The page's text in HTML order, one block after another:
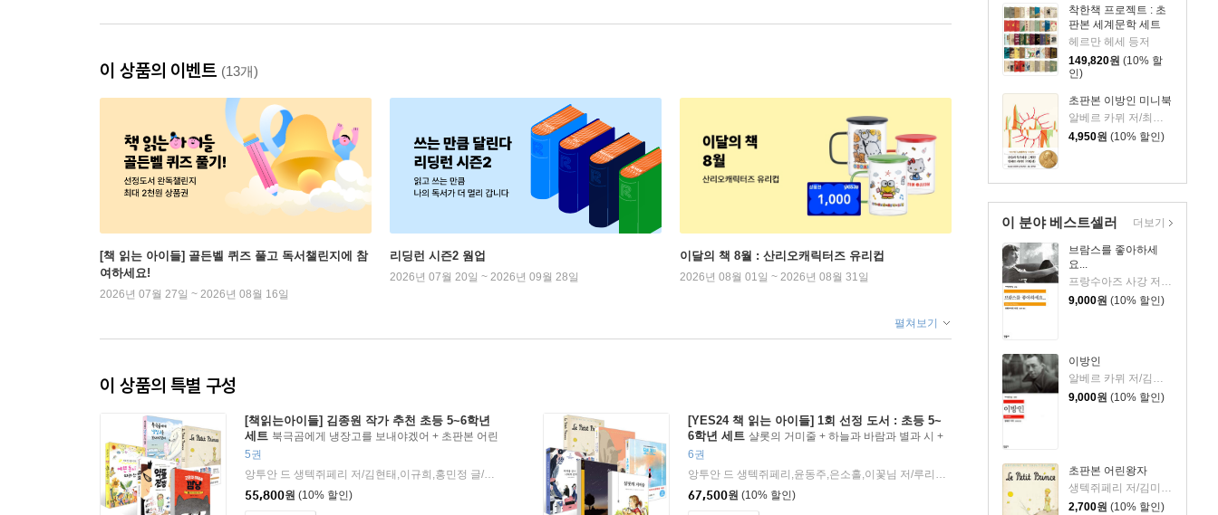
착한책 프로젝트 : 초
판본 세계문학 세트
헤르만 헤세 등저
149,820원 (10% 할
인)
초판본 이방인 미니북
4,950원 (10% 할인)
이 분야 베스트셀러
브람스를 좋아하세
요...
프랑수아즈 사강 저/김남주 역
9,000원 (10% 할인)
이방인
알베르 카뮈 저/김화영 역
9,000원 (10% 할인)
초판본 어린왕자
생텍쥐페리 저/김미정 역
2,700원 (10% 할인)
더보기
이 상품의 이벤트 (13개)
[책 읽는 아이들] 골든벨 퀴즈 풀고 독서챌린지에 참
여하세요!
2026년 07월 27일 ~ 2026년 08월 16일
리딩런 시즌2 웜업
2026년 07월 20일 ~ 2026년 09월 28일
이달의 책 8월 : 산리오캐릭터즈 유리컵
2026년 08월 01일 ~ 2026년 08월 31일
펼쳐보기
이 상품의 특별 구성
[책읽는아이들] 김종원 작가 추천 초등 5~6학년
세트 북극곰에게 냉장고를 보내야겠어 + 초판본 어린
왕자 + 예쁜 동시 따라 쓰기 + 악플 전쟁 + 고양이 해결
사 깜냥 1
5권
앙투안 드 생텍쥐페리 저/김현태,이규희,홍민정 글/김재희,이범,이형진,한수진 그림/김미정 역
| YES24 | 2024년 07월 01일
55,800원 (10% 할인)
[YES24 책 읽는 아이들] 1회 선정 도서 : 초등 5~
6학년 세트 샬롯의 거미줄 + 하늘과 바람과 별과 시 +
세계를 건너 너에게 갈게 + 5번 레인 + 긴긴밤 + 초판
본 어린 왕자 세트
6권
앙투안 드 생텍쥐페리,윤동주,은소홀,이꽃님 저/루리 글그림/엘윈 브룩스 화이트 글/신형건 편
| YES24묶음상품
67,500원 (10% 할인)